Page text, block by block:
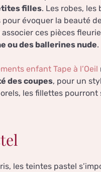
filles. Les robes,
évoquer la beauté
ces pièces
ou des ballerines nude.
enfant Tape à l’Oeil
des coupes, pour un
les fillettes pourront
les teintes pastel